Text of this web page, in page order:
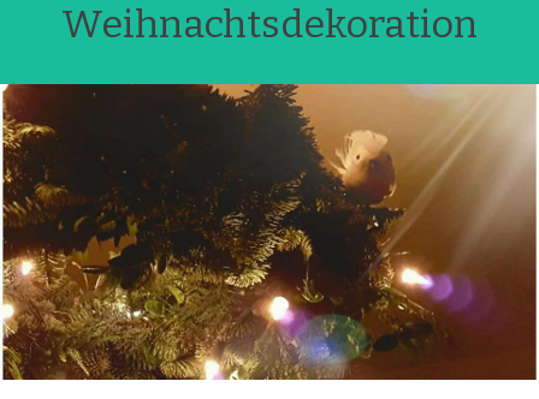
Weihnachtsdekoration